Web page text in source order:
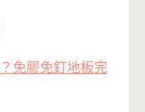
免膠免釘地板完